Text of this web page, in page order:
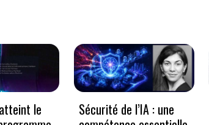
le
Sécurité de l’IA : une